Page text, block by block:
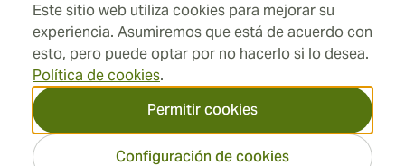
Este sitio web utiliza cookies para mejorar su
experiencia. Asumiremos que está de acuerdo con
esto, pero puede optar por no hacerlo si lo desea.
Política de cookies.
Permitir cookies
Configuración de cookies
Dirección
Información
info@swisscubancigars.com